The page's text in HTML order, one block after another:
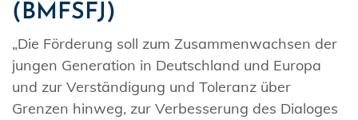
(BMFSFJ)
„Die Förderung soll zum Zusammenwachsen der
jungen Generation in Deutschland und Europa
und zur Verständigung und Toleranz über
Grenzen hinweg, zur Verbesserung des Dialoges